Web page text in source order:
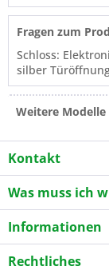
Fragen zum
Schloss:
silber
Weitere Modelle
Kontakt
Was muss ich
Informationen
Rechtliches